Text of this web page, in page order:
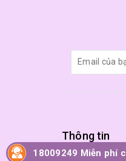
Thông tin
Trang chủ
18009249 Miễn phí